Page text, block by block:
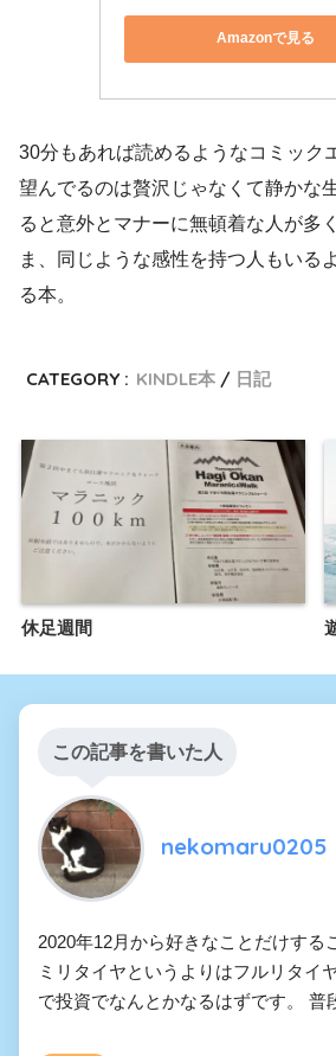
Amazonで見る
30分もあれば読めるようなコミック
望んでるのは贅沢じゃなくて静かな
ると意外とマナーに無頓着な人が多
ま、同じような感性を持つ人もいる
る本。
CATEGORY : KINDLE本 日記
休足週間
この記事を書いた人
nekomaru0205
2020年12月から好きなことだけする
ミリタイヤというよりはフルリタイ
で投資でなんとかなるはずです。 普